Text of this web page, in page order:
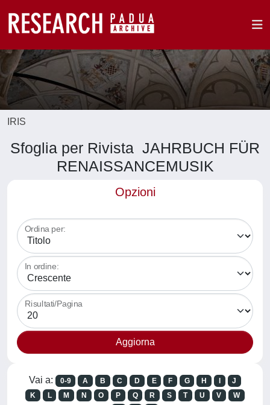
IRIS
Sfoglia per Rivista JAHRBUCH FÜR
RENAISSANCEMUSIK
Opzioni
Ordina per:
In ordine:
Risultati/Pagina
Vai a: 0-9 A B C D E F G H
J
K
L M N O P Q R S T U V
W